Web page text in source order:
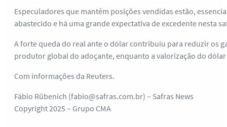
Especuladores que mantêm posições vendidas estão,
abastecido e há uma grande expectativa de excedente nesta
A forte queda do real ante o dólar contribuiu para reduzir os
produtor global do adoçante, enquanto a valorização do
Com informações da Reuters.
Fábio Rübenich (fabio@safras.com.br) – Safras News
Copyright 2025 – Grupo CMA